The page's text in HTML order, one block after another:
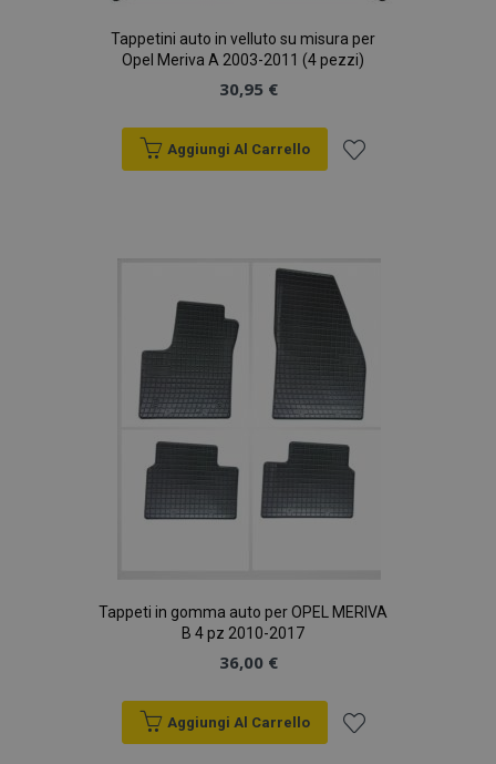
Tappetini auto in velluto su misura per
Opel Meriva A 2003-2011 (4 pezzi)
30,95 €
Aggiungi Al Carrello
lista
desideri
Tappeti in gomma auto per OPEL MERIVA
B 4 pz 2010-2017
36,00 €
Aggiungi Al Carrello